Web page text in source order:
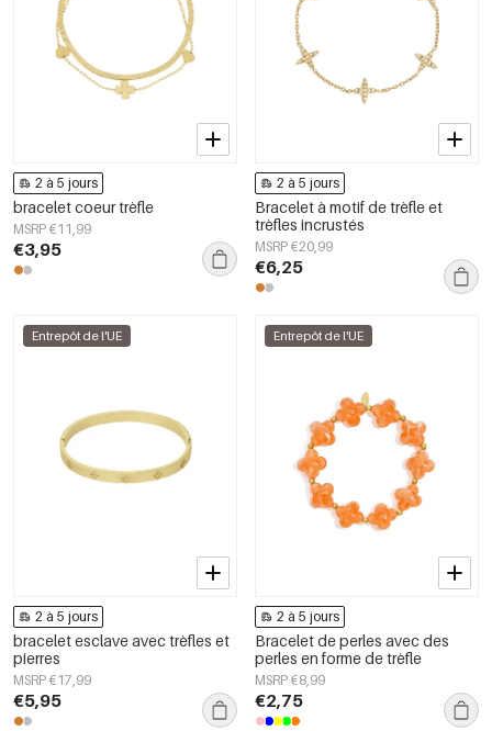
2 à 5 jours
bracelet coeur trèfle
MSRP €11,99
€3,95
2 à 5 jours
Bracelet à motif de trèfle et
trèfles incrustés
MSRP €20,99
€6,25
Entrepôt de l'UE
2 à 5 jours
bracelet esclave avec trèfles et
pierres
MSRP €17,99
€5,95
Entrepôt de l'UE
2 à 5 jours
Bracelet de perles avec des
perles en forme de trèfle
MSRP €8,99
€2,75